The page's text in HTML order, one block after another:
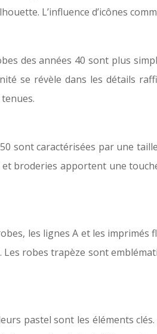
L’influence d’icônes
des années 40 sont plus
se révèle dans les détails
caractérisées par une
broderies apportent une
les lignes A et les
robes trapèze sont
pastel sont les éléments